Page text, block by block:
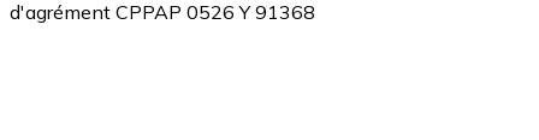
d'agrément CPPAP 0526 Y 91368